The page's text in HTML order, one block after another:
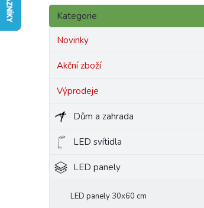
s
p
Přeskočit
kategorie
Kategorie
Novinky
Akční zboží
Výprodeje
Dům a zahrada
LED svítidla
LED panely
LED panely 30x60 cm